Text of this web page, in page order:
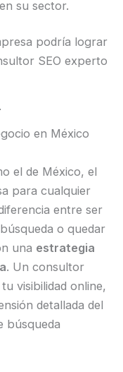
su sector.
podría lograr
SEO experto
en México
el de México, el
para cualquier
entre ser
o quedar
una estrategia
. Un consultor
visibilidad online,
detallada del
búsqueda